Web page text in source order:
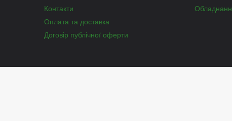
Контакти
Оплата та доставка
Договір публічної оферти